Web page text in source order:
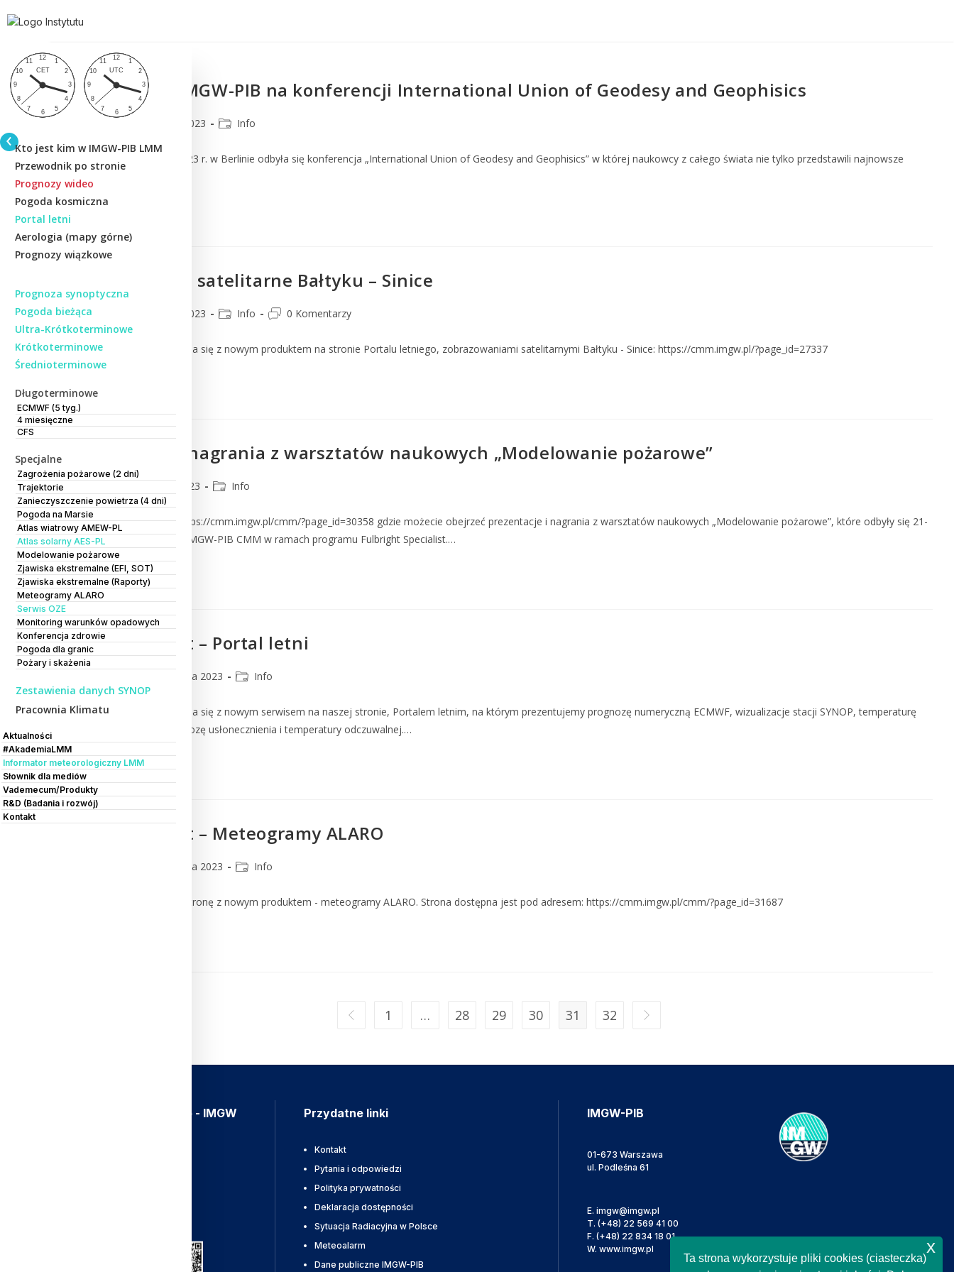
Kto jest kim w IMGW-PIB LMM
Przewodnik po stronie
Prognozy wideo
Pogoda kosmiczna
Portal letni
Aerologia (mapy górne)
Prognozy wiązkowe
Prognoza synoptyczna
Pogoda bieżąca
Ultra-Krótkoterminowe
Krótkoterminowe
Średnioterminowe
Długoterminowe
ECMWF (5 tyg.)
4 miesięczne
CFS
Specjalne
Zagrożenia pożarowe (2 dni)
Trajektorie
Zanieczyszczenie powietrza (4 dni)
Pogoda na Marsie
Atlas wiatrowy AMEW-PL
Atlas solarny AES-PL
Modelowanie pożarowe
Zjawiska ekstremalne (EFI, SOT)
Zjawiska ekstremalne (Raporty)
Meteogramy ALARO
Serwis OZE
Monitoring warunków opadowych
Konferencja zdrowie
Pogoda dla granic
Pożary i skażenia
Zestawienia danych SYNOP
Pracownia Klimatu
Aktualności
#AkademiaLMM
Informator meteorologiczny LMM
Słownik dla mediów
Vademecum/Produkty
R&D (Badania i rozwój)
Kontakt
Prezentacja IMGW-PIB na konferencji International Union of Geodesy and Geophisics
27 lipca 2023 Info
W dniach 11 – 20 lipca 2023 r. w Berlinie odbyła się konferencja „International Union of Geodesy and Geophisics” w której naukowcy z całego świata nie tylko przedstawili najnowsze
osiągnięcia…
Zobrazowania satelitarne Bałtyku – Sinice
CMM 14 lipca 2023 Info 0 Komentarzy
Zapraszamy do zapoznania się z nowym produktem na stronie Portalu letniego, zobrazowaniami satelitarnymi Bałtyku - Sinice: https://cmm.imgw.pl/?page_id=27337
Prezentacje i nagrania z warsztatów naukowych „Modelowanie pożarowe”
4 lipca 2023 Info
Zapraszamy na stronę https://cmm.imgw.pl/cmm/?page_id=30358 gdzie możecie obejrzeć prezentacje i nagrania z warsztatów naukowych „Modelowanie pożarowe”, które odbyły się 21-
22 czerwca 2023 roku w IMGW-PIB CMM w ramach programu Fulbright Specialist.…
Czytaj Dalej
Nowy produkt – Portal letni
28 czerwca 2023 Info
Zapraszamy do zapoznania się z nowym serwisem na naszej stronie, Portalem letnim, na którym prezentujemy prognozę numeryczną ECMWF, wizualizacje stacji SYNOP, temperaturę
wody, opad, burze, prognozę usłonecznienia i temperatury odczuwalnej.…
Czytaj Dalej
Nowy produkt – Meteogramy ALARO
10 czerwca 2023 Info
Udostępniamy Państwu stronę z nowym produktem - meteogramy ALARO. Strona dostępna jest pod adresem: https://cmm.imgw.pl/cmm/?page_id=31687
1 … 28 29 30 31 32
Aplikacja Meteo - IMGW Przydatne linki
Kontakt
Pytania i odpowiedzi
Polityka prywatności
Deklaracja dostępności
Sytuacja Radiacyjna w Polsce
Meteoalarm
Dane publiczne IMGW-PIB
IMGW-PIB
01-673 Warszawa
ul. Podleśna 61
E. imgw@imgw.pl
T. (+48) 22 569 41 00
F. (+48) 22 834 18 01
W. www.imgw.pl
Ta strona wykorzystuje pliki cookies (ciasteczka)
x